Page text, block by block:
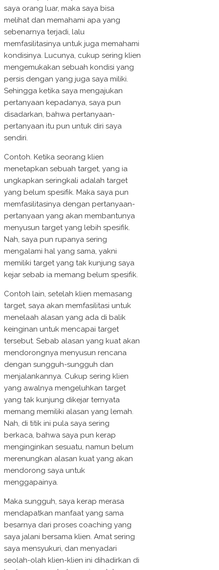
saya orang luar, maka saya bisa
melihat dan memahami apa yang
sebenarnya terjadi, lalu
memfasilitasinya untuk juga memahami
kondisinya. Lucunya, cukup sering klien
mengemukakan sebuah kondisi yang
persis dengan yang juga saya miliki.
Sehingga ketika saya mengajukan
pertanyaan kepadanya, saya pun
disadarkan, bahwa pertanyaan-
pertanyaan itu pun untuk diri saya
sendiri.
Contoh. Ketika seorang klien
menetapkan sebuah target, yang ia
ungkapkan seringkali adalah target
yang belum spesifik. Maka saya pun
memfasilitasinya dengan pertanyaan-
pertanyaan yang akan membantunya
menyusun target yang lebih spesifik.
Nah, saya pun rupanya sering
mengalami hal yang sama, yakni
memiliki target yang tak kunjung saya
kejar sebab ia memang belum spesifik.
Contoh lain, setelah klien memasang
target, saya akan memfasilitasi untuk
menelaah alasan yang ada di balik
keinginan untuk mencapai target
tersebut. Sebab alasan yang kuat akan
mendorongnya menyusun rencana
dengan sungguh-sungguh dan
menjalankannya. Cukup sering klien
yang awalnya mengeluhkan target
yang tak kunjung dikejar ternyata
memang memiliki alasan yang lemah.
Nah, di titik ini pula saya sering
berkaca, bahwa saya pun kerap
menginginkan sesuatu, namun belum
merenungkan alasan kuat yang akan
mendorong saya untuk
menggapainya.
Maka sungguh, saya kerap merasa
mendapatkan manfaat yang sama
besarnya dari proses coaching yang
saya jalani bersama klien. Amat sering
saya mensyukuri, dan menyadari
seolah-olah klien-klien ini dihadirkan di